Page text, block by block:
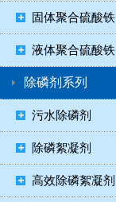
固体聚合硫酸铁
液体聚合硫酸铁
除磷剂系列
污水除磷剂
除磷絮凝剂
高效除磷絮凝剂